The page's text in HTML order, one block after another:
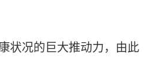
状况的巨大推动力，由此